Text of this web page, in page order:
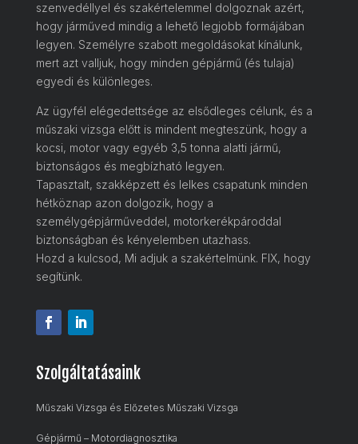
szenvedéllyel és szakértelemmel dolgoznak azért,
hogy járműved mindig a lehető legjobb formájában
legyen. Személyre szabott megoldásokat kínálunk,
mert azt valljuk, hogy minden gépjármű (és tulaja)
egyedi és különleges.
Az ügyfél elégedettsége az elsődleges célunk, és a
műszaki vizsga előtt is mindent megteszünk, hogy a
kocsi, motor vagy egyéb 3,5 tonna alatti jármű,
biztonságos és megbízható legyen.
Tapasztalt, szakképzett és lelkes csapatunk minden
hétköznap azon dolgozik, hogy a
személygépjárműveddel, motorkerékpároddal
biztonságban és kényelemben utazhass.
Hozd a kulcsod, Mi adjuk a szakértelmünk. FIX, hogy
segítünk.
Szolgáltatásaink
Műszaki Vizsga és Előzetes Műszaki Vizsga
Gépjármű – Motordiagnosztika